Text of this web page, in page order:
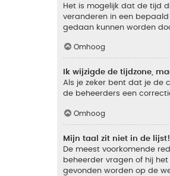
Het is mogelijk dat de tijd
veranderen in een bepaald
gedaan kunnen worden
Omhoog
Ik wijzigde de tijdzone,
Als je zeker bent dat je de
de beheerders een
Omhoog
Mijn taal zit niet in de lijst!
De meest voorkomende
beheerder vragen of hij
gevonden worden op de